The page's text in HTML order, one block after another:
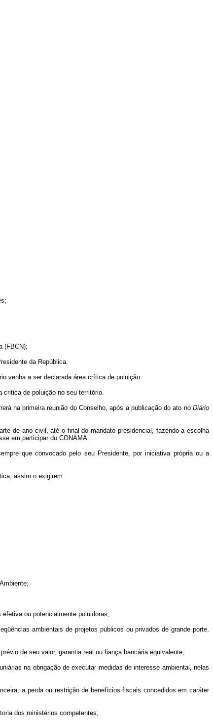
(FBCN);
da República.
venha a ser declarada área crítica de poluição.
critica de poluição no seu território.
na primeira reunião do Conselho, após a publicação do ato no Diário
de ano civil, até o final do mandato presidencial, fazendo a escolha
em participar do CONAMA.
que convocado pelo seu Presidente, por iniciativa própria ou a
assim o exigirem.
ou potencialmente poluidoras;
ambientais de projetos públicos ou privados de grande porte,
de seu valor, garantia real ou fiança bancária equivalente;
na obrigação de executar medidas de interesse ambiental, nelas
a perda ou restrição de benefícios fiscais concedidos em caráter
dos ministérios competentes;